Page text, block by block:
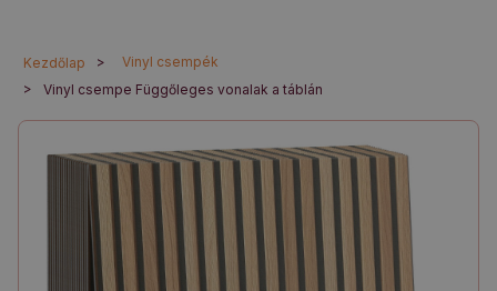
Kezdőlap >
Vinyl csempék
>
Vinyl csempe Függőleges vonalak a táblán